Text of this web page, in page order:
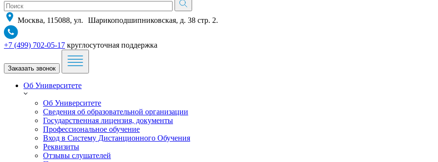
Москва, 115088, ул. Шарикоподшипниковская, д. 38 стр. 2.
+7 (499) 702-05-17 круглосуточная поддержка
Заказать звонок
Об Университете
Об Университете
Сведения об образовательной организации
Государственная лицензия, документы
Профессиональное обучение
Вход в Систему Дистанционного Обучения
Реквизиты
Отзывы слушателей